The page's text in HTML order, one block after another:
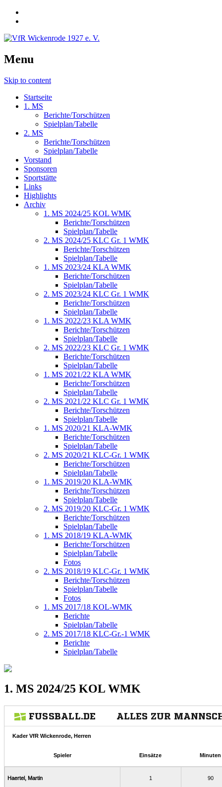
Menu
Skip to content
Startseite
1. MS
Berichte/Torschützen
Spielplan/Tabelle
2. MS
Berichte/Torschützen
Spielplan/Tabelle
Vorstand
Sponsoren
Sportstätte
Links
Highlights
Archiv
1. MS 2024/25 KOL WMK
Berichte/Torschützen
Spielplan/Tabelle
2. MS 2024/25 KLC Gr. 1 WMK
Berichte/Torschützen
Spielplan/Tabelle
1. MS 2023/24 KLA WMK
Berichte/Torschützen
Spielplan/Tabelle
2. MS 2023/24 KLC Gr. 1 WMK
Berichte/Torschützen
Spielplan/Tabelle
1. MS 2022/23 KLA WMK
Berichte/Torschützen
Spielplan/Tabelle
2. MS 2022/23 KLC Gr. 1 WMK
Berichte/Torschützen
Spielplan/Tabelle
1. MS 2021/22 KLA WMK
Berichte/Torschützen
Spielplan/Tabelle
2. MS 2021/22 KLC Gr. 1 WMK
Berichte/Torschützen
Spielplan/Tabelle
1. MS 2020/21 KLA-WMK
Berichte/Torschützen
Spielplan/Tabelle
2. MS 2020/21 KLC-Gr. 1 WMK
Berichte/Torschützen
Spielplan/Tabelle
1. MS 2019/20 KLA-WMK
Berichte/Torschützen
Spielplan/Tabelle
2. MS 2019/20 KLC-Gr. 1 WMK
Berichte/Torschützen
Spielplan/Tabelle
1. MS 2018/19 KLA-WMK
Berichte/Torschützen
Spielplan/Tabelle
Fotos
2. MS 2018/19 KLC-Gr. 1 WMK
Berichte/Torschützen
Spielplan/Tabelle
Fotos
1. MS 2017/18 KOL-WMK
Berichte
Spielplan/Tabelle
2. MS 2017/18 KLC-Gr.-1 WMK
Berichte
Spielplan/Tabelle
1. MS 2024/25 KOL WMK